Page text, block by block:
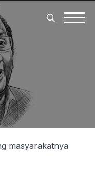
for:
masyarakatnya